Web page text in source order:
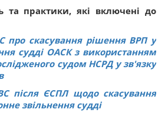
та практики, які включені до
про скасування рішення ВРП у
судді ОАСК з використанням
судом НСРД у зв'язку
після ЄСПЛ щодо скасування
звільнення судді